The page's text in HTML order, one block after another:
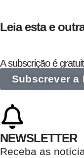
Leia esta e
A subscrição é
Subscrever a
NEWSLETTER
Receba as